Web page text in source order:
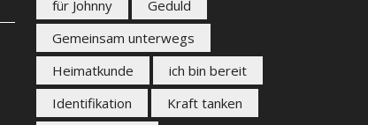
für Johnny
Geduld
Gemeinsam unterwegs
Heimatkunde
ich bin bereit
Identifikation
Kraft tanken